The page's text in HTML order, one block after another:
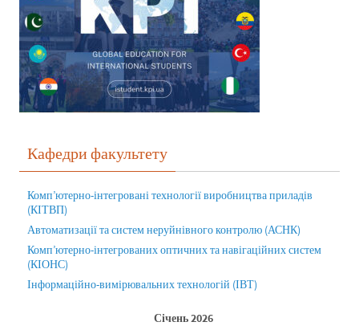
Кафедри факультету
Комп’ютерно-інтегровані технології виробництва приладів
(КІТВП)
Автоматизації та систем неруйнівного контролю (АСНК)
Комп’ютерно-інтегрованих оптичних та навігаційних систем
(КІОНС)
Інформаційно-вимірювальних технологій (ІВТ)
Січень 2026